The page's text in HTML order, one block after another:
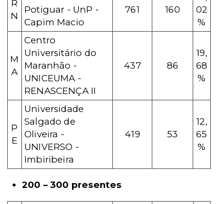
R
N
Potiguar - UnP -
Capim Macio
761 160
02
%
M
A
Centro
Universitário do
Maranhão -
UNICEUMA -
RENASCENÇA II
437 86
19,
68
%
P
E
Universidade
Salgado de
Oliveira -
UNIVERSO -
Imbiribeira
419 53
12,
65
%
200 – 300 presentes